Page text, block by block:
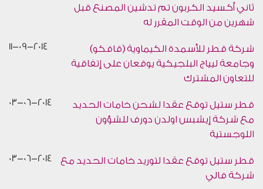
ثاني أكسيد الكربون تم تدشين المصنع قبل
شهرين من الوقت المقرر له
شركة قطر للأسمدة الكيماوية (قافكو)
وجامعة ليياج البلجيكية يوقعان على إتفاقية
للتعاون المشترك
11-09-2014
قطر ستيل توقع عقدا لشحن خامات الحديد
مع شركة إيشبس اولدن دورف للشؤون
اللوجستية
03-06-2014
قطر ستيل توقع عقدا لتوريد خامات الحديد مع
شركة فالي
03-06-2014